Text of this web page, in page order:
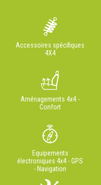
Accessoires spécifiques
4X4
Aménagements 4x4 -
Confort
Equipements
électroniques 4x4 - GPS
- Navigation